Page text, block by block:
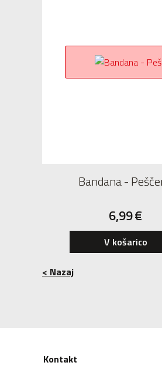
Bandana -
6,99€
V košarico
< Nazaj
Kontakt